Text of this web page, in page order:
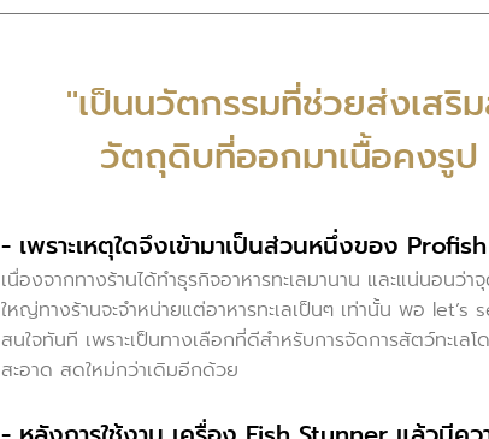
"เป็นนวัตกรรมที่ช่วยส่งเสริ
วัตถุดิบที่ออกมาเนื้อคงรูป
- เพราะเหตุใดจึงเข้ามาเป็นส่วนหนึ่งของ
เนื่องจากทางร้านได้ทำธุรกิจอาหารทะเลมานาน และแน่นอน
ใหญ่ทางร้านจะจำหน่ายแต่อาหารทะเลเป็นๆ เท่านั้น พอ let’s
สนใจทันที เพราะเป็นทางเลือกที่ดีสำหรับการจัดการสัตว์ทะ
สะอาด สดใหม่กว่าเดิมอีกด้วย